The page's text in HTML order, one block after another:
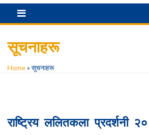
सूचनाहरू
Home» सूचनाहरू
राष्ट्रिय ललितकला प्रदर्शनी